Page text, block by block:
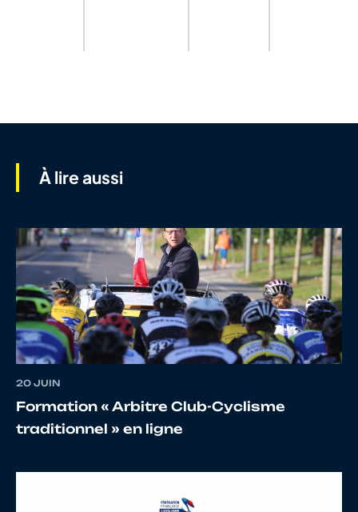
À lire aussi
20 JUIN
Formation « Arbitre Club-Cyclisme
traditionnel » en ligne